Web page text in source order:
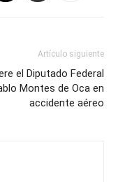
Artículo siguiente
el Diputado Federal
Montes de Oca en
accidente aéreo